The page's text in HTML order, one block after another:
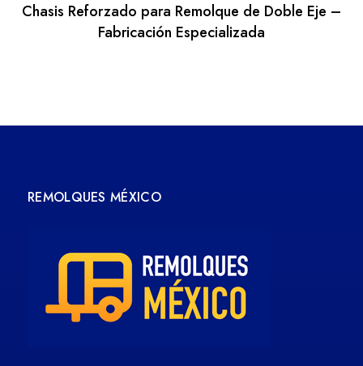
Chasis Reforzado para Remolque de Doble Eje –
Fabricación Especializada
REMOLQUES MÉXICO